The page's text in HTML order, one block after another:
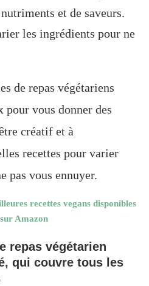
et de saveurs.
les ingrédients pour ne
de repas végétariens
pour vous donner des
créatif et à
recettes pour varier
pas vous ennuyer.
recettes vegans disponibles
sur Amazon
repas végétarien
qui couvre tous les